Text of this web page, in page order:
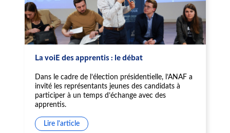
La voiE des apprentis : le débat
Dans le cadre de l’élection présidentielle, l’ANAF a
invité les représentants jeunes des candidats à
participer à un temps d’échange avec des
apprentis.
Lire l'article